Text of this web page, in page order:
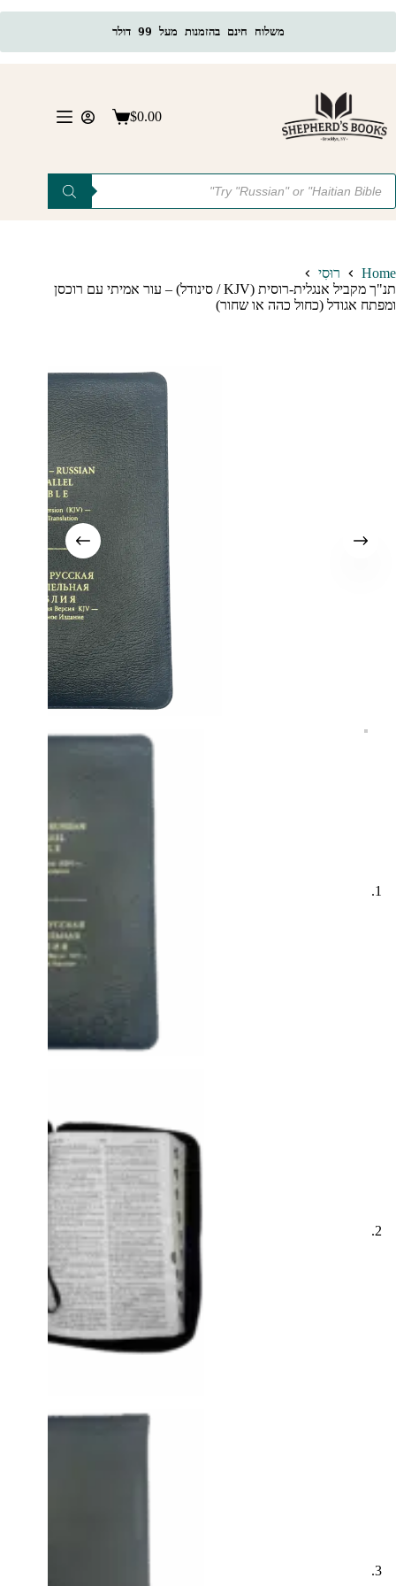
משלוח חינם בהזמנות מעל 99 דולר
Shopping
$0.00
Products
search
Home
רוּסִי
תנ"ך מקביל אנגלית-רוסית (KJV / סינודל) – עור אמיתי עם רוכסן
ומפתח אגודל (כחול כהה או שחור)